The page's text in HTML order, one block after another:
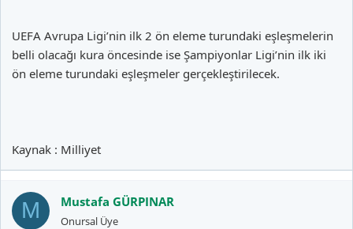
UEFA Avrupa Ligi’nin ilk 2 ön eleme turundaki eşleşmelerin
belli olacağı kura öncesinde ise Şampiyonlar Ligi’nin ilk iki
ön eleme turundaki eşleşmeler gerçekleştirilecek.
Kaynak : Milliyet
M Mustafa GÜRPINAR
Onursal Üye